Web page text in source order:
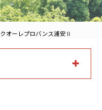
クオーレプロバンス浦安Ⅱ